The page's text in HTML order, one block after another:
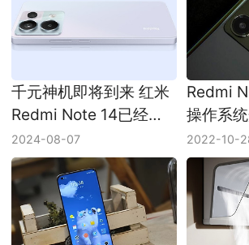
千元神机即将到来 红米
Redmi Note 14已经通
过认证
2024-08-07
Redmi
操作系
2022-10-